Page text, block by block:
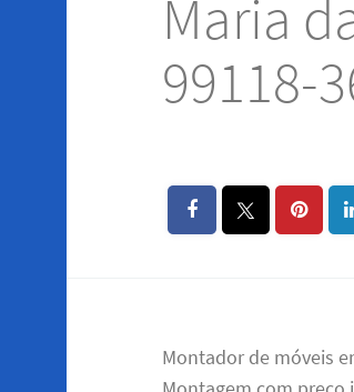
Maria
99118-
Montador de móveis